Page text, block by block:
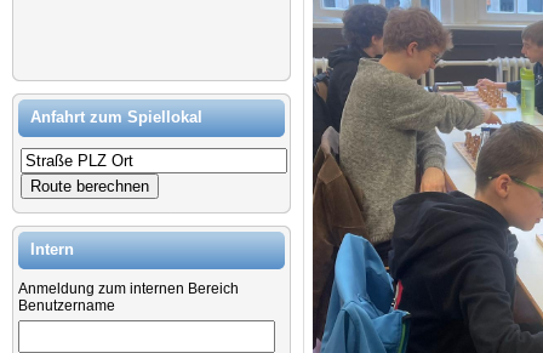
Anfahrt zum Spiellokal
Intern
Anmeldung zum internen Bereich
Benutzername